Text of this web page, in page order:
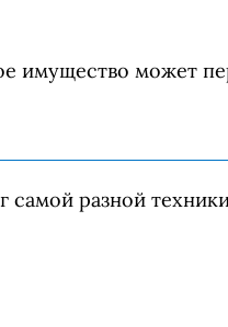
имущество может
самой разной